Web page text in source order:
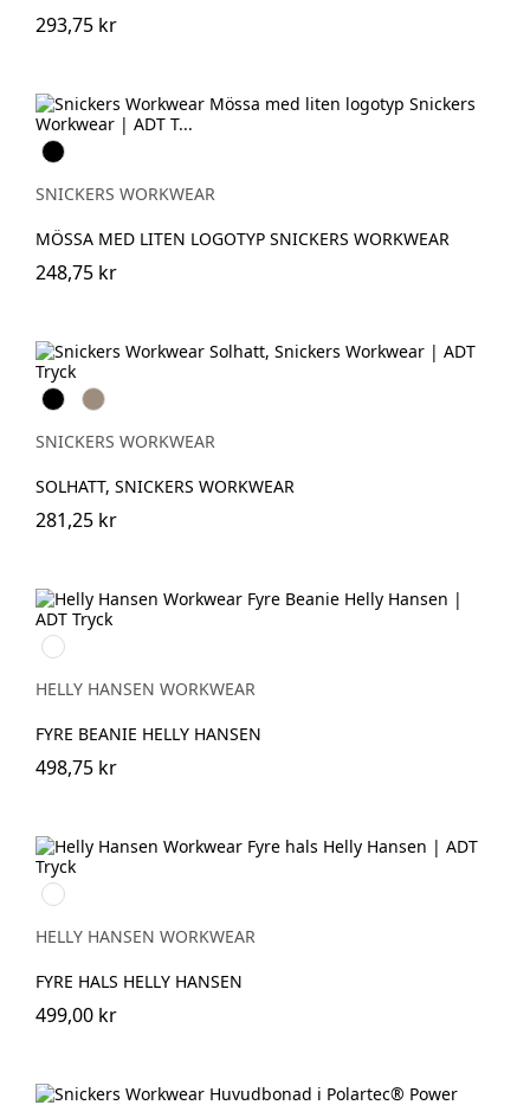
293,75 kr
Svart
SNICKERS WORKWEAR
MÖSSA MED LITEN LOGOTYP SNICKERS WORKWEAR
248,75 kr
Svart Khaki
SNICKERS WORKWEAR
SOLHATT, SNICKERS WORKWEAR
281,25 kr
950
EBONY
HELLY HANSEN WORKWEAR
FYRE BEANIE HELLY HANSEN
498,75 kr
950
EBONY
HELLY HANSEN WORKWEAR
FYRE HALS HELLY HANSEN
499,00 kr